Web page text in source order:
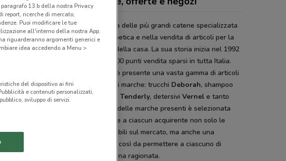
Acqua&Sapone
è una delle più grandi catene specializzata
nel settore della cosmetica e nella vendita di articoli per la
cura della persona e della casa. La sua storia inizia nel 1992
ed oggi conta più di 700 punti vendita sparsi in tutta Italia.
All’interno dei negozi è presente una vasta gamma di articoli
di qualità delle migliori marche: trucchi Deborah, shampoo
Sunsilk, carta igienicaTenderly, detersiviVernel e tanto
altro ancora. Ognuna delle marche presenti è selezionata
con cura così da offrire a ciascun acquirente non solo le
migliori offerte disponibili sul mercato, ma anche una
selezione eterogenea così da permettere a ciascuno di
effettuare una seleziona ragionata.
13.b della nostra Privacy
report, ricerche di mercato,
Puoi modificare le tue
all'interno della nostra App.
riguarderanno argomenti generici e
idea accedendo a Menu >
del dispositivo ai fini
e contenuti personalizzati,
sviluppo di servizi.